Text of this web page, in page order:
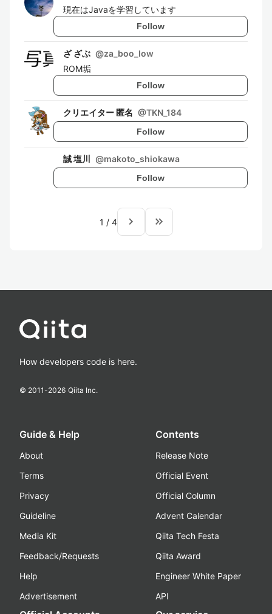
現在はJavaを学習しています
Follow
ざ ざぶ @za_boo_low
ROM垢
Follow
クリエイター 匿名 @TKN_184
Follow
誠 塩川 @makoto_shiokawa
Follow
1 / 4 navigate_next keyboard_double_arrow_right
How developers code is here.
© 2011-2026 Qiita Inc.
Guide & Help
About
Terms
Privacy
Guideline
Media Kit
Feedback/Requests
Help
Advertisement
Contents
Release Note
Official Event
Official Column
Advent Calendar
Qiita Tech Festa
Qiita Award
Engineer White Paper
API